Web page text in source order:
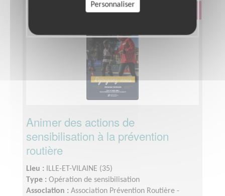
Éducation & Formation
Animer des actions de
sensibilisation à la prévention
routière
Lieu :
ILLE-ET-VILAINE (35)
Type : Opération de sensibilisation
Association : Association Prévention Routière -
Personnaliser